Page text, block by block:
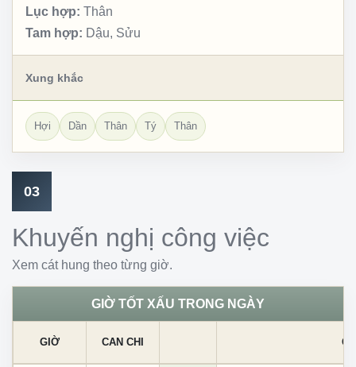
Lục hợp: Thân
Tam hợp: Dậu, Sửu
Xung khắc
Hợi Dần Thân Tý Thân
03
Khuyến nghị công việc
Xem cát hung theo từng giờ.
GIỜ TỐT XẤU TRONG NGÀY
GIỜ CAN CHI